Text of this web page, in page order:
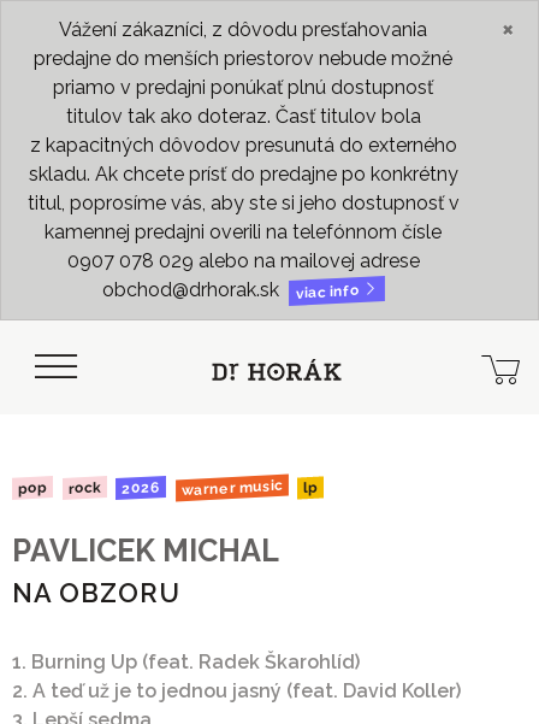
Vážení zákazníci, z dôvodu presťahovania
predajne do menších priestorov nebude možné
priamo v predajni ponúkať plnú dostupnosť
titulov tak ako doteraz. Časť titulov bola
z kapacitných dôvodov presunutá do externého
skladu. Ak chcete prísť do predajne po konkrétny
titul, poprosíme vás, aby ste si jeho dostupnosť v
kamennej predajni overili na telefónnom čísle
0907 078 029 alebo na mailovej adrese
obchod@drhorak.sk
viac info
×
pop rock 2026 warner music lp
PAVLICEK MICHAL
NA OBZORU
1. Burning Up (feat. Radek Škarohlíd)
2. A teď už je to jednou jasný (feat. David Koller)